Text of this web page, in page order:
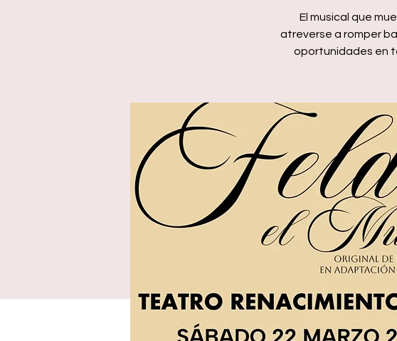
El musical que
atreverse a romper
oportunidades en